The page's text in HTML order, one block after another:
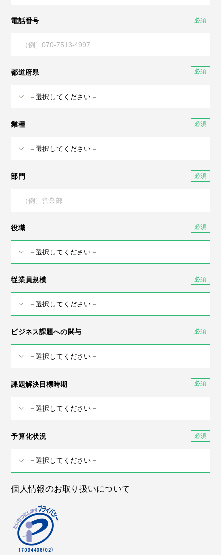
電話番号
都道府県
業種
部門
役職
従業員規模
ビジネス課題への関与
課題解決目標時期
予算化状況
個人情報のお取り扱いについて